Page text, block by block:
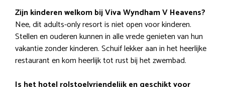
Zijn kinderen welkom bij Viva Wyndham V Heavens?
Nee, dit adults-only resort is niet open voor kinderen.
Stellen en ouderen kunnen in alle vrede genieten van hun
vakantie zonder kinderen. Schuif lekker aan in het heerlijke
restaurant en kom heerlijk tot rust bij het zwembad.